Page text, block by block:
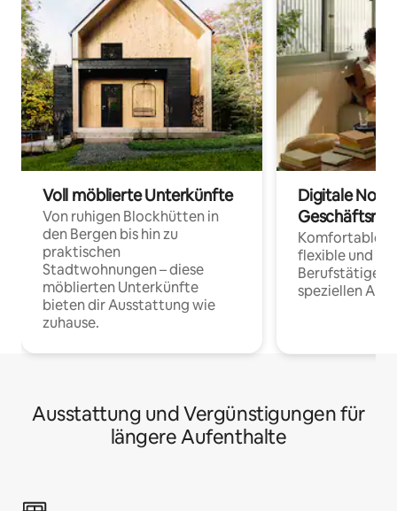
Voll möblierte Unterkünfte
Von ruhigen Blockhütten in
den Bergen bis hin zu
praktischen
Stadtwohnungen – diese
möblierten Unterkünfte
bieten dir Ausstattung wie
zuhause.
Digitale
Komfortable
flexible und
Berufstätige
speziellen
Ausstattung und Vergünstigungen für
längere Aufenthalte